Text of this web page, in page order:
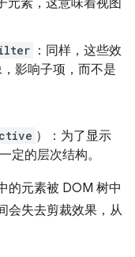
元素，这意味着视图
：同样，这些效
影响子项，而不是
）：为了显示
定的层次结构。
的元素被 DOM 树中
会失去剪裁效果，从